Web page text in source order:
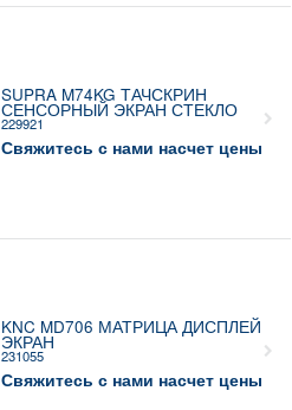
SUPRA M74KG ТАЧСКРИН
СЕНСОРНЫЙ ЭКРАН СТЕКЛО
229921
Свяжитесь с нами насчет цены
KNC MD706 МАТРИЦА ДИСПЛЕЙ
ЭКРАН
231055
Свяжитесь с нами насчет цены